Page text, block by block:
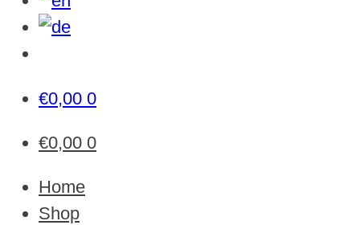
€0,00 0
€0,00 0
Home
Shop